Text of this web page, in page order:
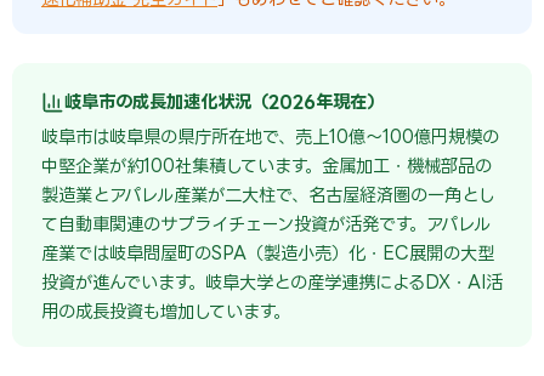
岐阜市の成長加速化状況（2026年現在）
岐阜市は岐阜県の県庁所在地で、売上10億〜100億円規模の
中堅企業が約100社集積しています。金属加工・機械部品の
製造業とアパレル産業が二大柱で、名古屋経済圏の一角とし
て自動車関連のサプライチェーン投資が活発です。アパレル
産業では岐阜問屋町のSPA（製造小売）化・EC展開の大型
投資が進んでいます。岐阜大学との産学連携によるDX・AI活
用の成長投資も増加しています。